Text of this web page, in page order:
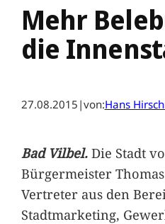
Mehr
die
27.08.2015 |von:Hans
Bad Vilbel.Die Stadt
Bürgermeister
Vertreter aus den
Stadtmarketing,